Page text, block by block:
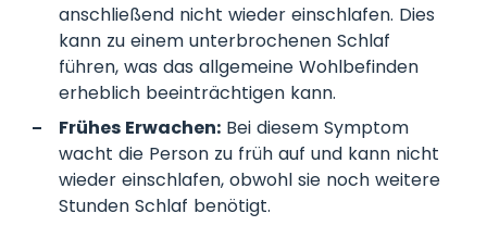
anschließend nicht wieder einschlafen. Dies
kann zu einem unterbrochenen Schlaf
führen, was das allgemeine Wohlbefinden
erheblich beeinträchtigen kann.
Frühes Erwachen: Bei diesem Symptom
wacht die Person zu früh auf und kann nicht
wieder einschlafen, obwohl sie noch weitere
Stunden Schlaf benötigt.